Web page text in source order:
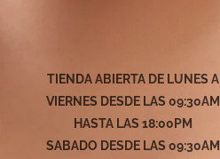
TIENDA ABIERTA DE LUNES A
VIERNES DESDE LAS 09:30AM
HASTA LAS 18:00PM
SABADO DESDE LAS 09:30AM